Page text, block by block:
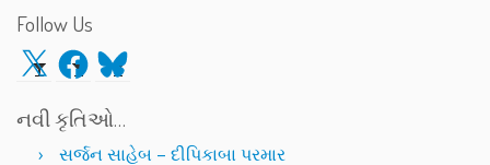
Follow Us
X Facebook
Bluesky
નવી કૃતિઓ…
સર્જન સાહેબ – દીપિકાબા પરમાર